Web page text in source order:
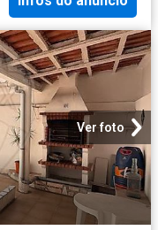
Ver foto